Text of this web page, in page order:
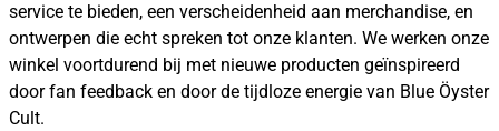
service te bieden, een verscheidenheid aan merchandise, en
ontwerpen die echt spreken tot onze klanten. We werken onze
winkel voortdurend bij met nieuwe producten geïnspireerd
door fan feedback en door de tijdloze energie van Blue Öyster
Cult.